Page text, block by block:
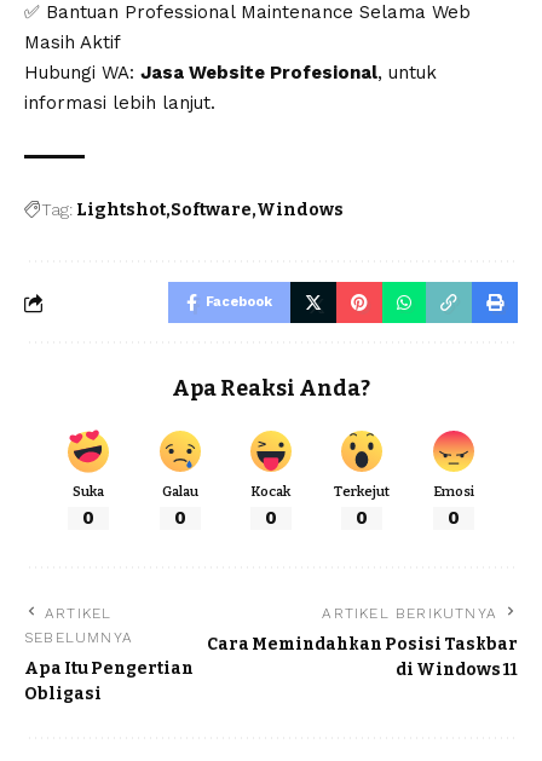
✅ Bantuan Professional Maintenance Selama Web
Masih Aktif
Hubungi WA: Jasa Website Profesional, untuk
informasi lebih lanjut.
Tag: Lightshot Software Windows
Facebook
Apa Reaksi Anda?
Suka
0
Galau
0
Kocak
0
Terkejut
0
Emosi
0
ARTIKEL
SEBELUMNYA
Apa Itu Pengertian
Obligasi
ARTIKEL BERIKUTNYA
Cara Memindahkan Posisi Taskbar
di Windows 11